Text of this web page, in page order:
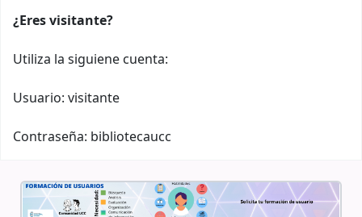
¿Eres visitante?
Utiliza la siguiene cuenta:
Usuario: visitante
Contraseña: bibliotecaucc